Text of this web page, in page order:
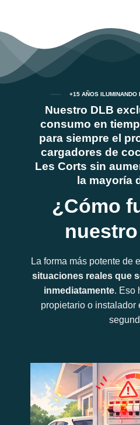
+15 AÑOS ILUMINANDO
Nuestro DLB
consumo en
para siempre el
cargadores de
Les Corts sin
la mayoría
¿Cómo
La forma más potente de
situaciones reales que
inmediatamente. Eso
propietario o instalador